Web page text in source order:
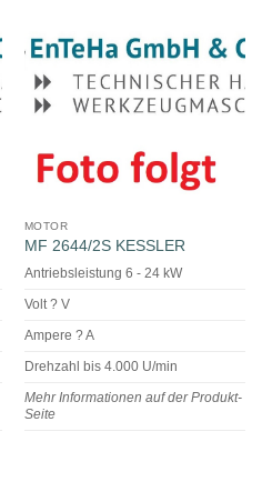
MOTOR
MF 2644/2S KESSLER
Antriebsleistung 6 - 24 kW
Volt ? V
Ampere ? A
Drehzahl bis 4.000 U/min
Mehr Informationen auf der Produkt-
Seite